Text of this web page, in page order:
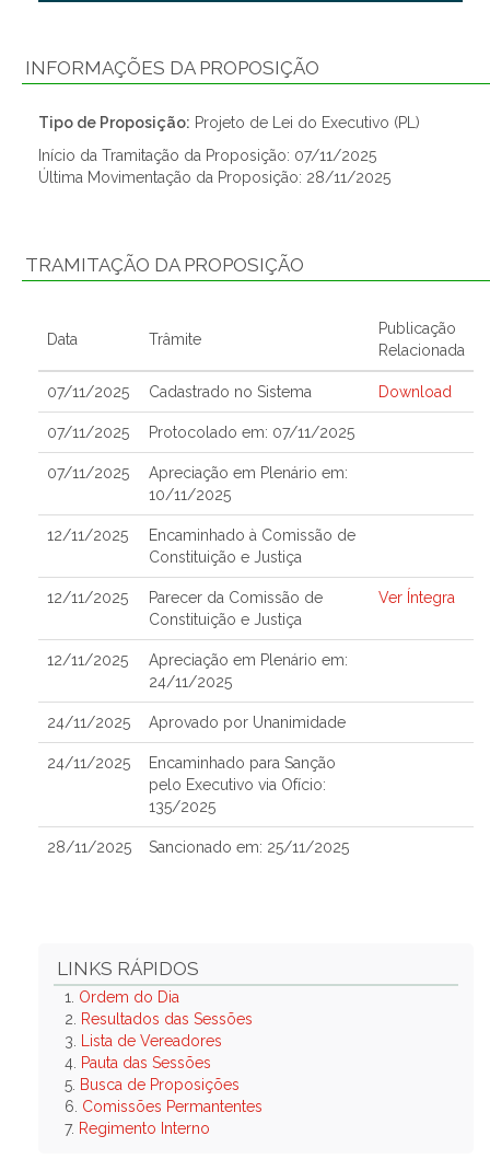
INFORMAÇÕES DA PROPOSIÇÃO
Tipo de Proposição: Projeto de Lei do Executivo (PL)
Início da Tramitação da Proposição: 07/11/2025
Última Movimentação da Proposição: 28/11/2025
TRAMITAÇÃO DA PROPOSIÇÃO
Data Trâmite
Publicação
Relacionada
07/11/2025 Cadastrado no Sistema Download
07/11/2025 Protocolado em: 07/11/2025
07/11/2025
Apreciação em Plenário em:
10/11/2025
12/11/2025
Encaminhado à Comissão de
Constituição e Justiça
12/11/2025
Parecer da Comissão de
Constituição e Justiça
Ver Íntegra
12/11/2025
Apreciação em Plenário em:
24/11/2025
24/11/2025 Aprovado por Unanimidade
24/11/2025
Encaminhado para Sanção
pelo Executivo via Ofício:
135/2025
28/11/2025 Sancionado em: 25/11/2025
LINKS RÁPIDOS
1. Ordem do Dia
2.
Resultados das Sessões
3.
Lista de Vereadores
4. Pauta das Sessões
5. Busca de Proposições
6. Comissões Permantentes
7. Regimento Interno